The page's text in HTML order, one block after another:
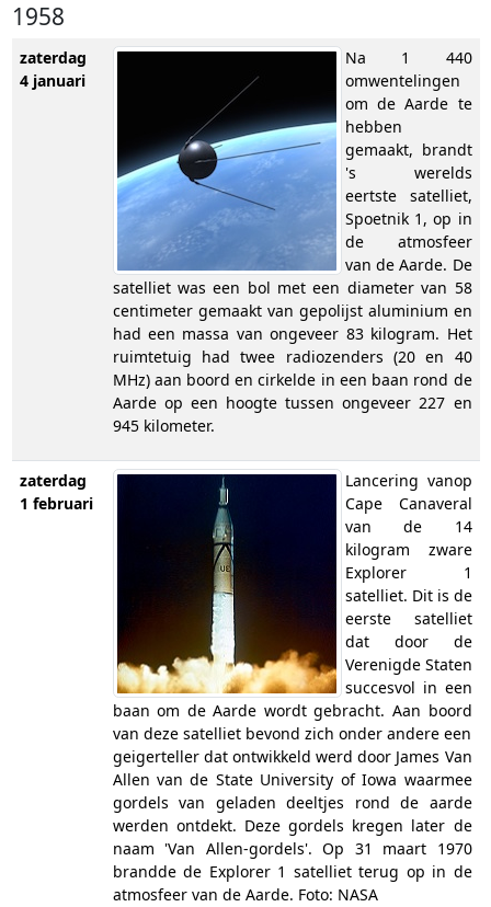
1958
zaterdag
4 januari
Na 1 440
omwentelingen
om de Aarde te
hebben
gemaakt, brandt
's werelds
eertste satelliet,
Spoetnik 1, op in
de atmosfeer
van de Aarde. De
satelliet was een bol met een diameter van 58
centimeter gemaakt van gepolijst aluminium en
had een massa van ongeveer 83 kilogram. Het
ruimtetuig had twee radiozenders (20 en 40
MHz) aan boord en cirkelde in een baan rond de
Aarde op een hoogte tussen ongeveer 227 en
945 kilometer.
zaterdag
1 februari
Lancering vanop
Cape Canaveral
van de 14
kilogram zware
Explorer 1
satelliet. Dit is de
eerste satelliet
dat door de
Verenigde Staten
succesvol in een
baan om de Aarde wordt gebracht. Aan boord
van deze satelliet bevond zich onder andere een
geigerteller dat ontwikkeld werd door James Van
Allen van de State University of Iowa waarmee
gordels van geladen deeltjes rond de aarde
werden ontdekt. Deze gordels kregen later de
naam 'Van Allen-gordels'. Op 31 maart 1970
brandde de Explorer 1 satelliet terug op in de
atmosfeer van de Aarde. Foto: NASA